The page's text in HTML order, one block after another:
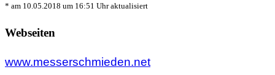
* am 10.05.2018 um 16:51 Uhr aktualisiert
Webseiten
www.messerschmieden.net